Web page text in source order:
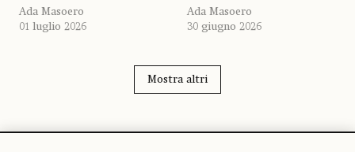
Ada Masoero
01 luglio 2026
Ada Masoero
30 giugno 2026
Mostra altri